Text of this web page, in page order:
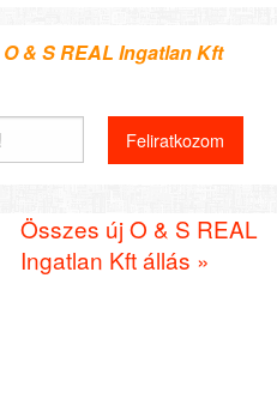
O & S REAL Ingatlan Kft
Összes új O & S REAL
Ingatlan Kft állás »